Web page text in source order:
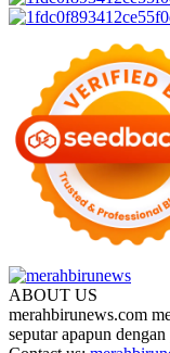
ABOUT US
merahbirunews.com
seputar apapun